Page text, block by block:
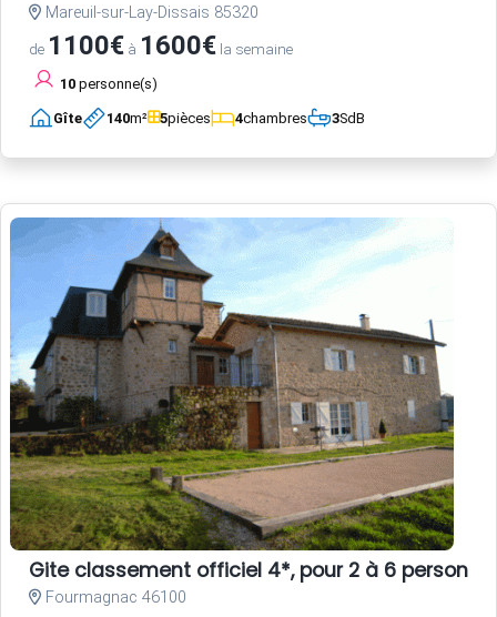
Mareuil-sur-Lay-Dissais 85320
de 1100€ à 1600€ la semaine
10 personne(s)
Gîte 140m² 5pièces 4chambres 3SdB
Gite classement officiel 4*, pour 2 à 6
Fourmagnac 46100